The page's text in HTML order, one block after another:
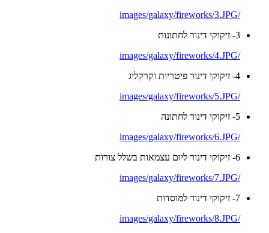
/images/galaxy/fireworks/3.JPG
3- זיקוקי דינור לחתונות
/images/galaxy/fireworks/4.JPG
4- זיקוקי דינור פיטריות וקרקליג
/images/galaxy/fireworks/5.JPG
5- זיקוקי דינור לחתונה
/images/galaxy/fireworks/6.JPG
6- זיקוקי דינור ליום עצמאות בשלל צורות
/images/galaxy/fireworks/7.JPG
7- זיקוקי דינור למוסדות
/images/galaxy/fireworks/8.JPG